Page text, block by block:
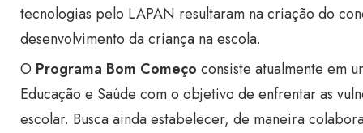
tecnologias pelo LAPAN resultaram na criação do
desenvolvimento da criança na escola.
O Programa Bom Começo consiste atualmente em
Educação e Saúde com o objetivo de enfrentar as
escolar. Busca ainda estabelecer, de maneira